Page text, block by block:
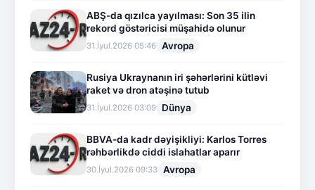
ABŞ-da qızılca yayılması: Son 35 ilin
rekord göstəricisi müşahidə olunur
31.İyul.2026 05:46 Avropa
Rusiya Ukraynanın iri şəhərlərini kütləvi
raket və dron atəşinə tutub
31.İyul.2026 03:09 Dünya
BBVA-da kadr dəyişikliyi: Karlos Torres
rəhbərlikdə ciddi islahatlar aparır
30.İyul.2026 09:33 Avropa